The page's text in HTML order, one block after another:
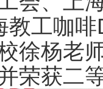
教工咖啡
徐杨老
荣获二